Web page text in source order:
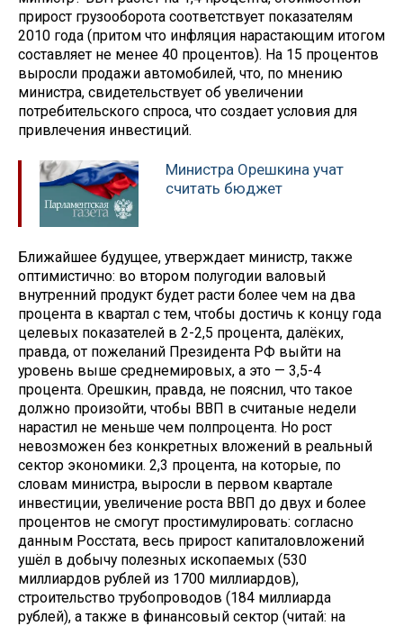
прирост грузооборота соответствует показателям
2010 года (притом что инфляция нарастающим итогом
составляет не менее 40 процентов). На 15 процентов
выросли продажи автомобилей, что, по мнению
министра, свидетельствует об увеличении
потребительского спроса, что создает условия для
привлечения инвестиций.
Министра Орешкина учат
считать бюджет
Ближайшее будущее, утверждает министр, также
оптимистично: во втором полугодии валовый
внутренний продукт будет расти более чем на два
процента в квартал с тем, чтобы достичь к концу года
целевых показателей в 2-2,5 процента, далёких,
правда, от пожеланий Президента РФ выйти на
уровень выше среднемировых, а это — 3,5-4
процента. Орешкин, правда, не пояснил, что такое
должно произойти, чтобы ВВП в считаные недели
нарастил не меньше чем полпроцента. Но рост
невозможен без конкретных вложений в реальный
сектор экономики. 2,3 процента, на которые, по
словам министра, выросли в первом квартале
инвестиции, увеличение роста ВВП до двух и более
процентов не смогут простимулировать: согласно
данным Росстата, весь прирост капиталовложений
ушёл в добычу полезных ископаемых (530
миллиардов рублей из 1700 миллиардов),
строительство трубопроводов (184 миллиарда
рублей), а также в финансовый сектор (читай: на